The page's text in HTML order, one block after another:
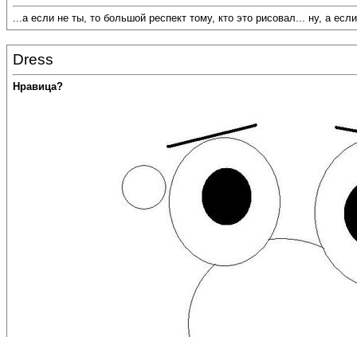
...а если не ты, то большой респект тому, кто это рисовал... ну, а
Dress
Нравица?